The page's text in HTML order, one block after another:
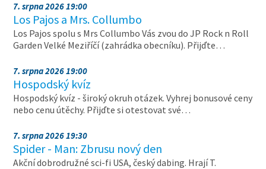
7. srpna 2026 19:00
Los Pajos a Mrs. Collumbo
Los Pajos spolu s Mrs Collumbo Vás zvou do JP Rock n Roll
Garden Velké Meziříčí (zahrádka obecníku). Přijďte…
7. srpna 2026 19:00
Hospodský kvíz
Hospodský kvíz - široký okruh otázek. Vyhrej bonusové ceny
nebo cenu útěchy. Přijďte si otestovat své…
7. srpna 2026 19:30
Spider - Man: Zbrusu nový den
Akční dobrodružné sci-fi USA, český dabing. Hrají T.